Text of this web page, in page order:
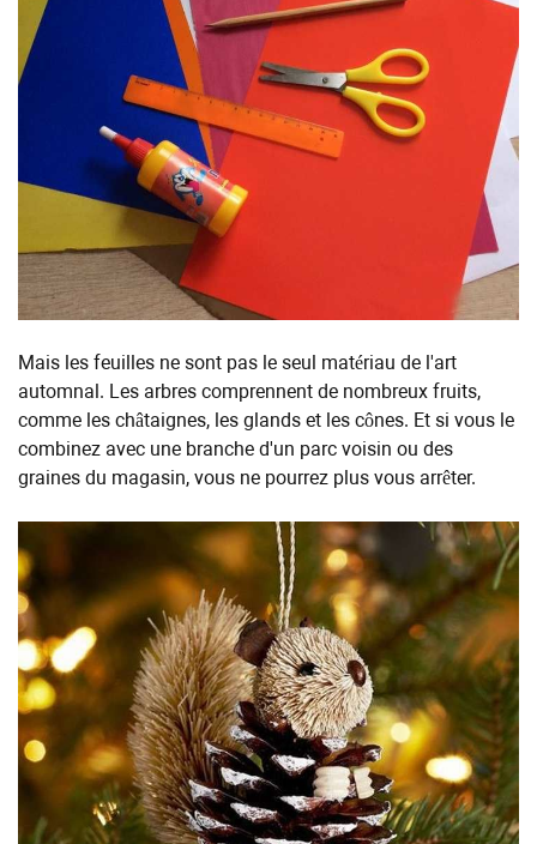
Mais les feuilles ne sont pas le seul matériau de l'art
automnal. Les arbres comprennent de nombreux fruits,
comme les châtaignes, les glands et les cônes. Et si vous le
combinez avec une branche d'un parc voisin ou des
graines du magasin, vous ne pourrez plus vous arrêter.